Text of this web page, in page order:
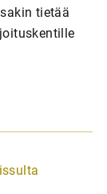
tietää